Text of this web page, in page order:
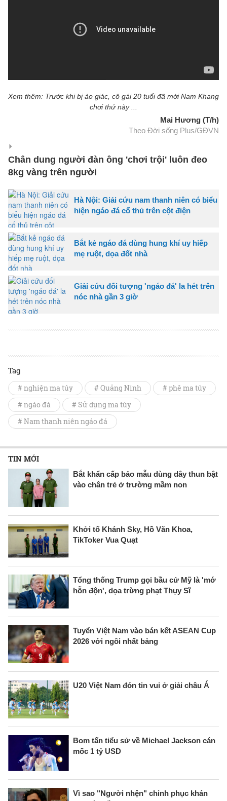
Xem thêm: Trước khi bị ảo giác, cô gái 20 tuổi đã mời Nam Khang
chơi thứ này ...
Mai Hương (T/h)
Theo Đời sống Plus/GĐVN
Chân dung người đàn ông 'chơi trội' luôn đeo
8kg vàng trên người
Hà Nội: Giải cứu nam thanh niên có biểu
hiện ngáo đá cố thủ trên cột điện
Bắt kẻ ngáo đá dùng hung khí uy hiếp
mẹ ruột, dọa đốt nhà
Giải cứu đối tượng 'ngáo đá' la hét trên
nóc nhà gần 3 giờ
Tag
# nghiện ma túy # Quảng Ninh
# phê ma túy
# ngáo đá
# Sử dụng ma túy
# Nam thanh niên ngáo đá
TIN MỚI
Bắt khẩn cấp bảo mẫu dùng dây thun bật
vào chân trẻ ở trường mầm non
Khởi tố Khánh Sky, Hồ Văn Khoa,
TikToker Vua Quạt
Tổng thống Trump gọi bầu cử Mỹ là 'mớ
hỗn độn', dọa trừng phạt Thụy Sĩ
Tuyển Việt Nam vào bán kết ASEAN Cup
2026 với ngôi nhất bảng
U20 Việt Nam đón tin vui ở giải châu Á
Bom tấn tiểu sử về Michael Jackson cán
mốc 1 tỷ USD
Vì sao "Người nhện" chinh phục khán